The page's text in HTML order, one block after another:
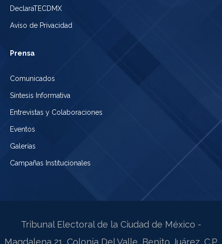
DeclaraTECDMX
Aviso de Privacidad
Prensa
Comunicados
Síntesis Informativa
Entrevistas y Colaboraciones
Eventos
Galerías
Campañas Institucionales
Tribunal Electoral de la Ciudad de México -
Magdalena 21, Colonia Del Valle, Benito Juárez, C.P.